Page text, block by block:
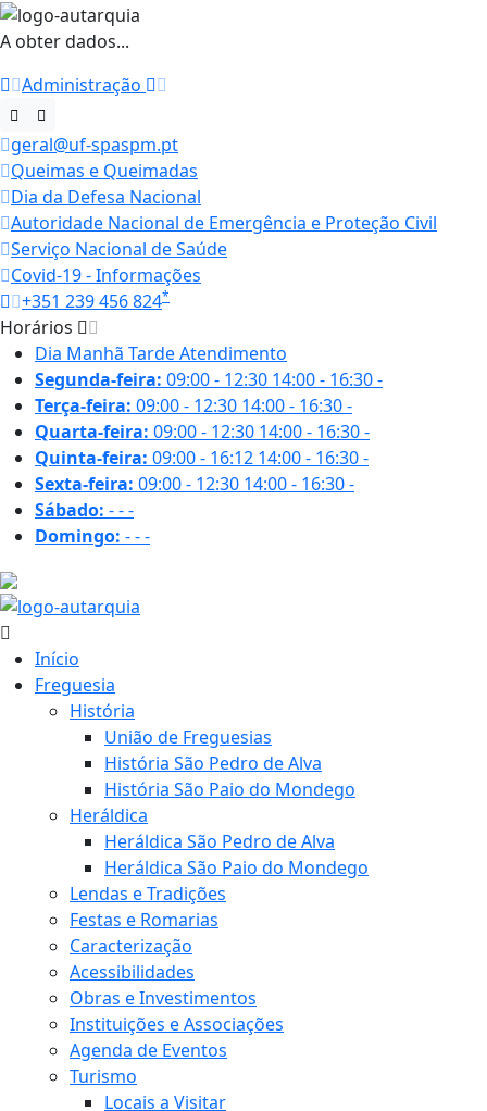
A obter dados...
Administração
geral@uf-spaspm.pt
Queimas e Queimadas
Dia da Defesa Nacional
Autoridade Nacional de Emergência e Proteção Civil
Serviço Nacional de Saúde
Covid-19 - Informações
+351 239 456 824*
Horários
Dia Manhã TardeAtendimento
Segunda-feira: 09:00 - 12:30 14:00 - 16:30-
Terça-feira: 09:00 - 12:30 14:00 - 16:30-
Quarta-feira: 09:00 - 12:30 14:00 - 16:30-
Quinta-feira: 09:00 - 16:12 14:00 - 16:30-
Sexta-feira: 09:00 - 12:30 14:00 - 16:30-
Sábado: ---
Domingo: ---
Início
Freguesia
História
União de Freguesias
História São Pedro de Alva
História São Paio do Mondego
Heráldica
Heráldica São Pedro de Alva
Heráldica São Paio do Mondego
Lendas e Tradições
Festas e Romarias
Caracterização
Acessibilidades
Obras e Investimentos
Instituições e Associações
Agenda de Eventos
Turismo
Locais a Visitar